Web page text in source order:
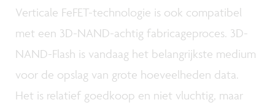
Verticale FeFET-technologie is ook compatibel
met een 3D-NAND-achtig fabricageproces. 3D-
NAND-Flash is vandaag het belangrijkste medium
voor de opslag van grote hoeveelheden data.
Het is relatief goedkoop en niet vluchtig, maar